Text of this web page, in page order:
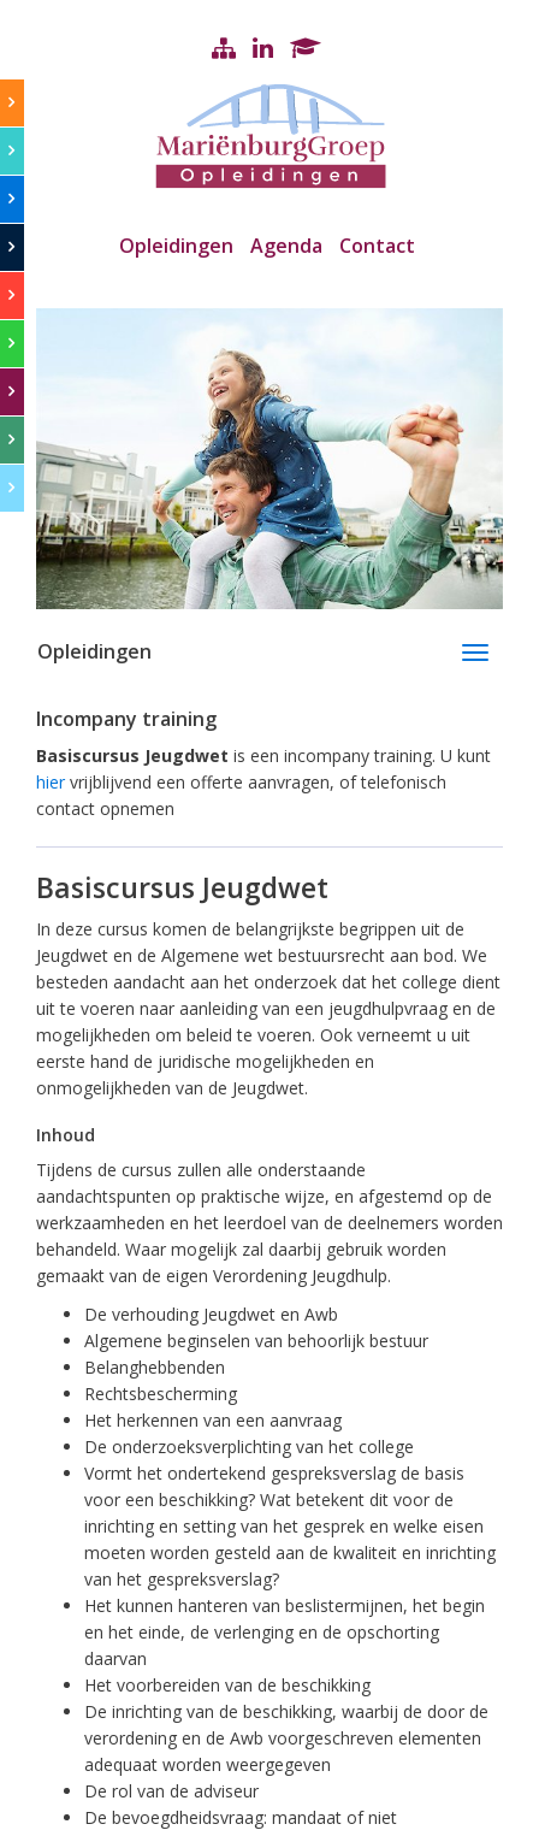
Opleidingen Agenda Contact
Toggle
Opleidingen
Incompany training
Basiscursus Jeugdwet is een incompany training. U kunt
hiervrijblijvend een offerte aanvragen, of telefonisch
contact opnemen
Basiscursus Jeugdwet
In deze cursus komen de belangrijkste begrippen uit de
Jeugdwet en de Algemene wet bestuursrecht aan bod. We
besteden aandacht aan het onderzoek dat het college dient
uit te voeren naar aanleiding van een jeugdhulpvraag en de
mogelijkheden om beleid te voeren. Ook verneemt u uit
eerste hand de juridische mogelijkheden en
onmogelijkheden van de Jeugdwet.
Inhoud
Tijdens de cursus zullen alle onderstaande
aandachtspunten op praktische wijze, en afgestemd op de
werkzaamheden en het leerdoel van de deelnemers worden
behandeld. Waar mogelijk zal daarbij gebruik worden
gemaakt van de eigen Verordening Jeugdhulp.
De verhouding Jeugdwet en Awb
Algemene beginselen van behoorlijk bestuur
Belanghebbenden
Rechtsbescherming
Het herkennen van een aanvraag
De onderzoeksverplichting van het college
Vormt het ondertekend gespreksverslag de basis
voor een beschikking? Wat betekent dit voor de
inrichting en setting van het gesprek en welke eisen
moeten worden gesteld aan de kwaliteit en inrichting
van het gespreksverslag?
Het kunnen hanteren van beslistermijnen, het begin
en het einde, de verlenging en de opschorting
daarvan
Het voorbereiden van de beschikking
De inrichting van de beschikking, waarbij de door de
verordening en de Awb voorgeschreven elementen
adequaat worden weergegeven
De rol van de adviseur
De bevoegdheidsvraag: mandaat of niet